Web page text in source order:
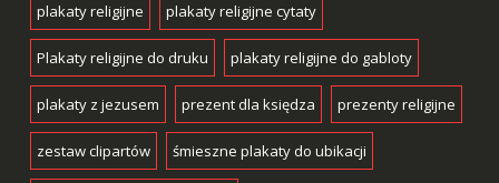
plakaty religijne plakaty religijne cytaty
Plakaty religijne do druku plakaty religijne do gabloty
plakaty z jezusem prezent dla księdza prezenty religijne
zestaw clipartów śmieszne plakaty do ubikacji